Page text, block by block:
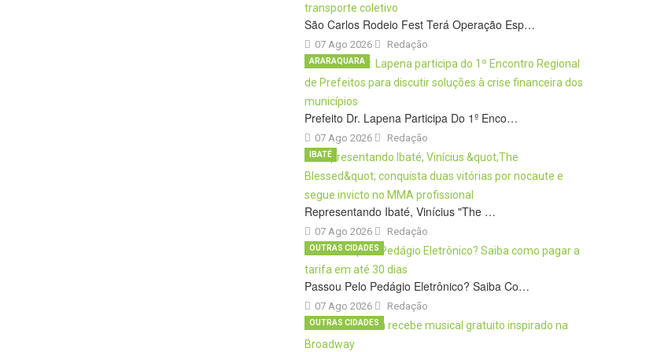
São Carlos Rodeio Fest Terá Operação Esp…
07 Ago 2026 Redação
Prefeito Dr. Lapena Participa Do 1º Enco…
07 Ago 2026
ARARAQUARA
Redação
Representando Ibaté, Vinícius "The …
07 Ago 2026
IBATÉ
Redação
Passou Pelo Pedágio Eletrônico? Saiba Co…
07 Ago 2026
OUTRAS CIDADES
Redação
OUTRAS CIDADES